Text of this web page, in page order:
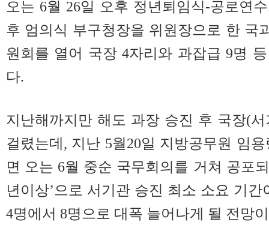
오는 6월 26일 오후 정년퇴임식-공로연
후 엄의식 부구청장을 위원장으로 한 국
원회를 열어 국장 4자리와 과잡급 9명
다.
지난해까지만 해도 과장 승진 후 국장(서
걸렸는데, 지난 5월20일 지방공무원 임
면 오는 6월 중순 국무회의를 거쳐 공포
년이상’으로 서기관 승진 최소 소요 기
4명에서 8명으로 대폭 늘어나게 될 전망